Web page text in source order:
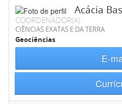
Acácia
COORDENADOR(A)
CIÊNCIAS EXATAS E DA TERRA
Geociências
E-